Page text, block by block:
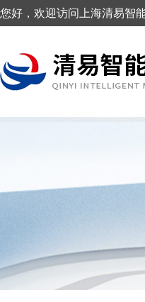
您好，欢迎访问上海清易智